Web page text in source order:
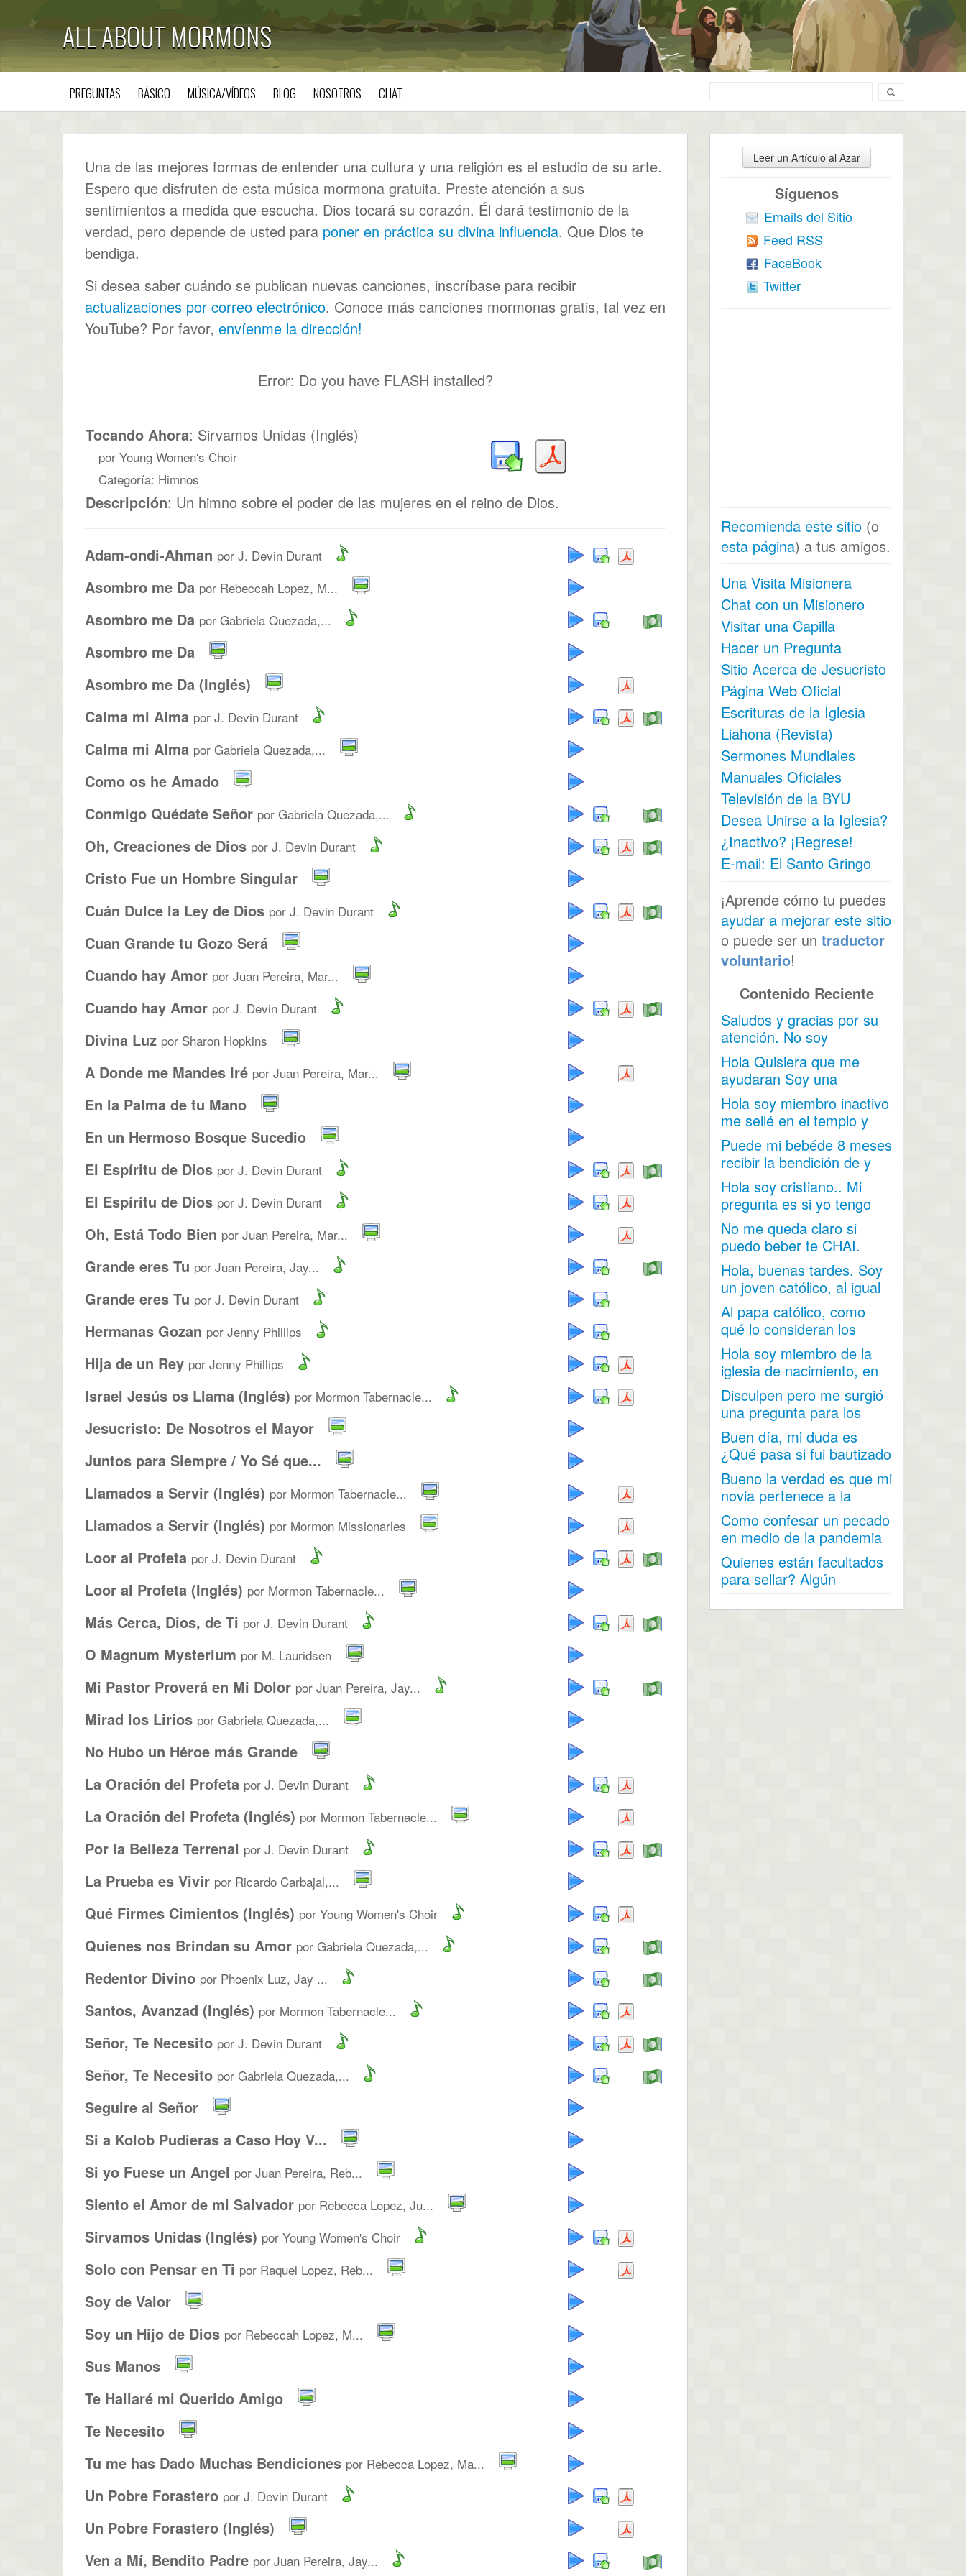
ALL ABOUT MORMONS
PREGUNTAS BÁSICO MÚSICA/VÍDEOS BLOG NOSOTROS CHAT
Una de las mejores formas de entender una cultura y una religión es el estudio de su arte.
Espero que disfruten de esta música mormona gratuita. Preste atención a sus
sentimientos a medida que escucha. Dios tocará su corazón. Él dará testimonio de la
verdad, pero depende de usted para poner en práctica su divina influencia. Que Dios te
bendiga.
Si desea saber cuándo se publican nuevas canciones, inscríbase para recibir
actualizaciones por correo electrónico. Conoce más canciones mormonas gratis, tal vez en
YouTube? Por favor, envíenme la dirección!
Error: Do you have FLASH installed?
Tocando Ahora: Sirvamos Unidas (Inglés)
por Young Women's Choir
Categoría: Himnos
Descripción: Un himno sobre el poder de las mujeres en el reino de Dios.
Adam-ondi-Ahman por J. Devin Durant
Asombro me Da por Rebeccah Lopez, M...
Asombro me Da por Gabriela Quezada,...
Asombro me Da
Asombro me Da (Inglés)
Calma mi Alma por J. Devin Durant
Calma mi Alma por Gabriela Quezada,...
Como os he Amado
Conmigo Quédate Señor por Gabriela Quezada,...
Oh, Creaciones de Dios por J. Devin Durant
Cristo Fue un Hombre Singular
Cuán Dulce la Ley de Dios por J. Devin Durant
Cuan Grande tu Gozo Será
Cuando hay Amor por Juan Pereira, Mar...
Cuando hay Amor por J. Devin Durant
Divina Luz por Sharon Hopkins
A Donde me Mandes Iré por Juan Pereira, Mar...
En la Palma de tu Mano
En un Hermoso Bosque Sucedio
El Espíritu de Dios por J. Devin Durant
El Espíritu de Dios por J. Devin Durant
Oh, Está Todo Bien por Juan Pereira, Mar...
Grande eres Tu por Juan Pereira, Jay...
Grande eres Tu por J. Devin Durant
Hermanas Gozan por Jenny Phillips
Hija de un Rey por Jenny Phillips
Israel Jesús os Llama (Inglés) por Mormon Tabernacle...
Jesucristo: De Nosotros el Mayor
Juntos para Siempre / Yo Sé que...
Llamados a Servir (Inglés) por Mormon Tabernacle...
Llamados a Servir (Inglés) por Mormon Missionaries
Loor al Profeta por J. Devin Durant
Loor al Profeta (Inglés) por Mormon Tabernacle...
Más Cerca, Dios, de Ti por J. Devin Durant
O Magnum Mysterium por M. Lauridsen
Mi Pastor Proverá en Mi Dolor por Juan Pereira, Jay...
Mirad los Lirios por Gabriela Quezada,...
No Hubo un Héroe más Grande
La Oración del Profeta por J. Devin Durant
La Oración del Profeta (Inglés) por Mormon Tabernacle...
Por la Belleza Terrenal por J. Devin Durant
La Prueba es Vivir por Ricardo Carbajal,...
Qué Firmes Cimientos (Inglés) por Young Women's Choir
Quienes nos Brindan su Amor por Gabriela Quezada,...
Redentor Divino por Phoenix Luz, Jay ...
Santos, Avanzad (Inglés) por Mormon Tabernacle...
Señor, Te Necesito por J. Devin Durant
Señor, Te Necesito por Gabriela Quezada,...
Seguire al Señor
Si a Kolob Pudieras a Caso Hoy V...
Si yo Fuese un Angel por Juan Pereira, Reb...
Siento el Amor de mi Salvador por Rebecca Lopez, Ju...
Sirvamos Unidas (Inglés) por Young Women's Choir
Solo con Pensar en Ti por Raquel Lopez, Reb...
Soy de Valor
Soy un Hijo de Dios por Rebeccah Lopez, M...
Sus Manos
Te Hallaré mi Querido Amigo
Te Necesito
Tu me has Dado Muchas Bendiciones por Rebecca Lopez, Ma...
Un Pobre Forastero por J. Devin Durant
Un Pobre Forastero (Inglés)
Ven a Mí, Bendito Padre por Juan Pereira, Jay...
Leer un Artículo al Azar
Síguenos
Emails del Sitio
Feed RSS
FaceBook
Twitter
Recomienda este sitio (o
esta página) a tus amigos.
Una Visita Misionera
Chat con un Misionero
Visitar una Capilla
Hacer un Pregunta
Sitio Acerca de Jesucristo
Página Web Oficial
Escrituras de la Iglesia
Liahona (Revista)
Sermones Mundiales
Manuales Oficiales
Televisión de la BYU
Desea Unirse a la Iglesia?
¿Inactivo? ¡Regrese!
E-mail: El Santo Gringo
¡Aprende cómo tu puedes
ayudar a mejorar este sitio
o puede ser un traductor
voluntario!
Contenido Reciente
Saludos y gracias por su
atención. No soy
mormona pero tengo una
amiga...
Hola Quisiera que me
ayudaran Soy una
persona miembro pero...
Hola soy miembro inactivo
me sellé en el templo y
mis hijos nacieron...
Puede mi bebéde 8 meses
recibir la bendición de y
darle su nombre...
Hola soy cristiano.. Mi
pregunta es si yo tengo
unos comerciales y lo...
No me queda claro si
puedo beber te CHAI.
Contiene cardamomo,
hinojo...
Hola, buenas tardes. Soy
un joven católico, al igual
que mi...
Al papa católico, como
qué lo consideran los
mormones?
Hola soy miembro de la
iglesia de nacimiento, en
mi adolescencia me...
Disculpen pero me surgió
una pregunta para los
hombres (soy hombre) ¿...
Buen día, mi duda es
¿Qué pasa si fui bautizado
a los 15 años y...
Bueno la verdad es que mi
novia pertenece a la
iglesia y me a contado...
Como confesar un pecado
en medio de la pandemia
por el covid 19 cuando...
Quienes están facultados
para sellar? Algún
dicho...